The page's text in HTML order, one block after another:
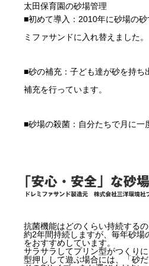
太田保育園の砂場管理
■初めて導入：2010年に砂場の
ミファサンドに入れ替えました。
■砂の補充：子ども達が砂を持ち
補充を行っています。
■砂場の殺菌：自分たちで月に一
抗菌機能はどのくらい持続するの
約2年間持続しますが、毎年砂場
をおすすめしています。
サラサラしてプリン型がつくりに
型押しして遊ぶ場合には、「砂